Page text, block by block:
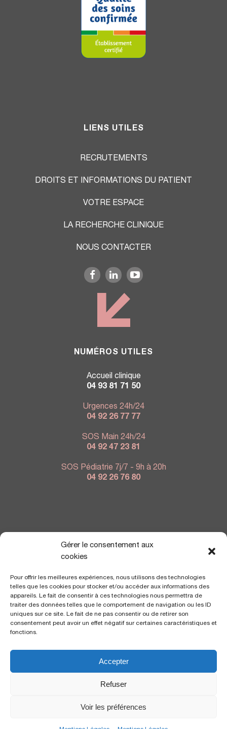
Gérer le consentement aux
cookies
Pour offrir les meilleures expériences, nous utilisons des technologies
telles que les cookies pour stocker et/ou accéder aux informations des
appareils. Le fait de consentir à ces technologies nous permettra de
traiter des données telles que le comportement de navigation ou les ID
uniques sur ce site. Le fait de ne pas consentir ou de retirer son
consentement peut avoir un effet négatif sur certaines caractéristiques et
fonctions.
Accepter
Refuser
Voir les préférences
LIENS UTILES
RECRUTEMENTS
DROITS ET INFORMATIONS DU PATIENT
VOTRE ESPACE
LA RECHERCHE CLINIQUE
NOUS CONTACTER
NUMÉROS UTILES
Accueil clinique
04 93 81 71 50
Urgences 24h/24
04 92 26 77 77
SOS Main 24h/24
04 92 47 23 81
SOS Pédiatrie 7j/7 - 9h à 20h
04 92 26 76 80
NOUS TROUVER
Polyclinique Saint George
06105 Nice Cedex 2